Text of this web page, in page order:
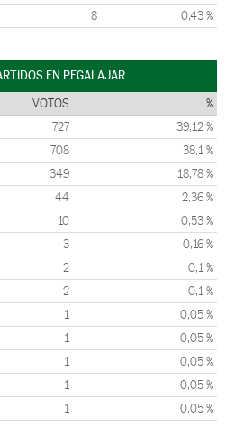
8 0,43 %
EN PEGALAJAR
VOTOS %
727 39,12 %
708 38,1 %
349 18,78 %
44 2,36 %
10 0,53 %
3 0,16 %
2 0,1 %
2 0,1 %
1 0,05 %
1 0,05 %
1 0,05 %
1 0,05 %
1 0,05 %